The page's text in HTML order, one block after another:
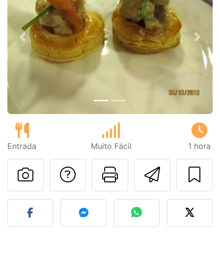
Anterior Next
Entrada Muito Fácil 1 hora
Imprima
Falar com o autor
Fez esta receita?